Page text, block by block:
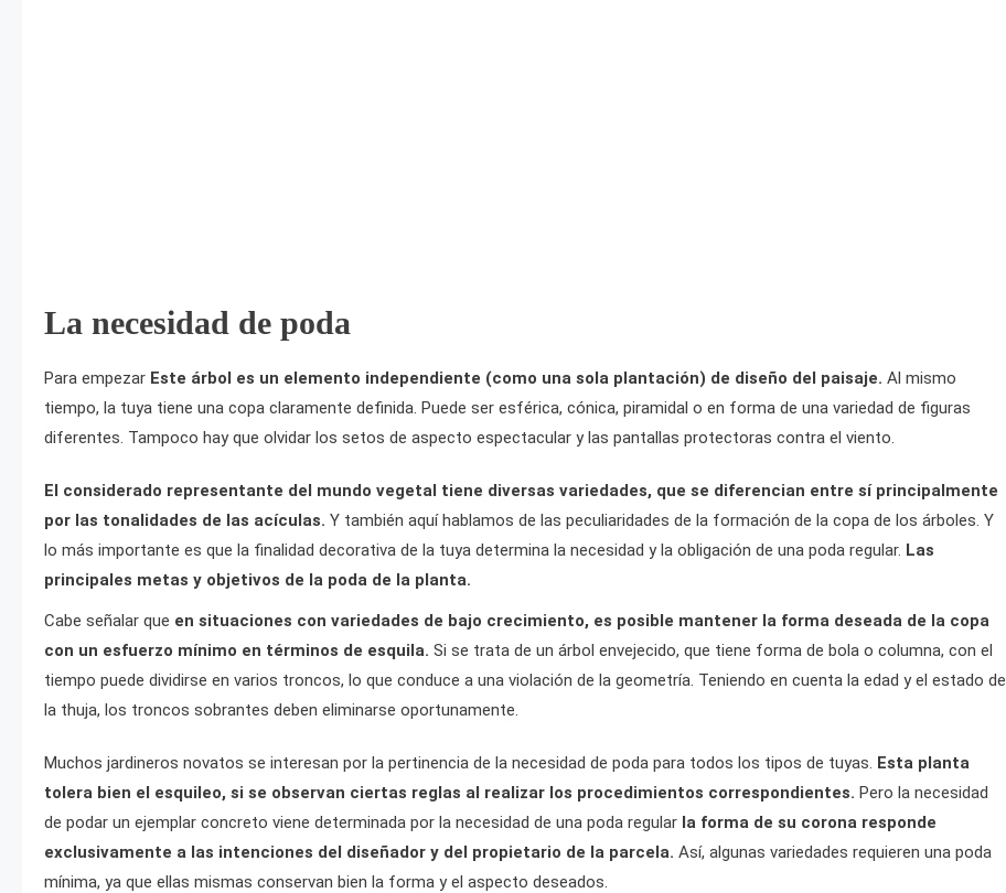
La necesidad de poda
Para empezar Este árbol es un elemento independiente (como una sola plantación) de diseño del paisaje. Al mismo
tiempo, la tuya tiene una copa claramente definida. Puede ser esférica, cónica, piramidal o en forma de una variedad de figuras
diferentes. Tampoco hay que olvidar los setos de aspecto espectacular y las pantallas protectoras contra el viento.
El considerado representante del mundo vegetal tiene diversas variedades, que se diferencian entre sí principalmente
por las tonalidades de las acículas. Y también aquí hablamos de las peculiaridades de la formación de la copa de los árboles. Y
lo más importante es que la finalidad decorativa de la tuya determina la necesidad y la obligación de una poda regular. Las
principales metas y objetivos de la poda de la planta.
Cabe señalar que en situaciones con variedades de bajo crecimiento, es posible mantener la forma deseada de la copa
con un esfuerzo mínimo en términos de esquila. Si se trata de un árbol envejecido, que tiene forma de bola o columna, con el
tiempo puede dividirse en varios troncos, lo que conduce a una violación de la geometría. Teniendo en cuenta la edad y el estado de
la thuja, los troncos sobrantes deben eliminarse oportunamente.
Muchos jardineros novatos se interesan por la pertinencia de la necesidad de poda para todos los tipos de tuyas. Esta planta
tolera bien el esquileo, si se observan ciertas reglas al realizar los procedimientos correspondientes. Pero la necesidad
de podar un ejemplar concreto viene determinada por la necesidad de una poda regular la forma de su corona responde
exclusivamente a las intenciones del diseñador y del propietario de la parcela. Así, algunas variedades requieren una poda
mínima, ya que ellas mismas conservan bien la forma y el aspecto deseados.